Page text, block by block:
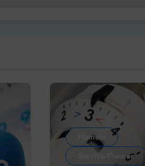
Hameln
Service-Themen